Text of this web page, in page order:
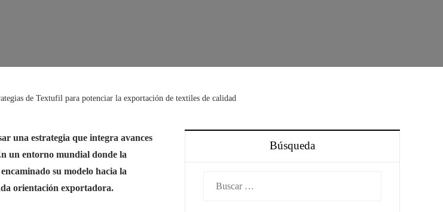
de Textufil para potenciar la exportación de textiles de calidad
una estrategia que integra avances
un entorno mundial donde la
su modelo hacia la
orientación exportadora.
Búsqueda